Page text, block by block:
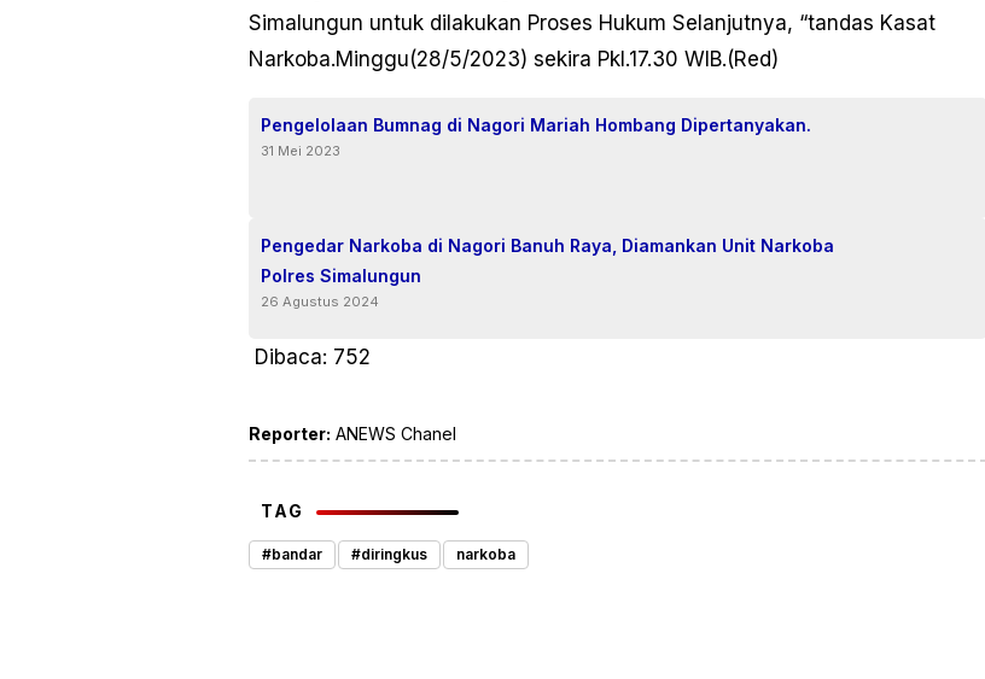
Simalungun untuk dilakukan Proses Hukum Selanjutnya, “tandas Kasat
Narkoba.Minggu(28/5/2023) sekira Pkl.17.30 WIB.(Red)
Pengelolaan Bumnag di Nagori Mariah Hombang Dipertanyakan.
31 Mei 2023
Pengedar Narkoba di Nagori Banuh Raya, Diamankan Unit Narkoba
Polres Simalungun
26 Agustus 2024
Dibaca: 752
Reporter: ANEWS Chanel
TAG
#bandar #diringkus narkoba